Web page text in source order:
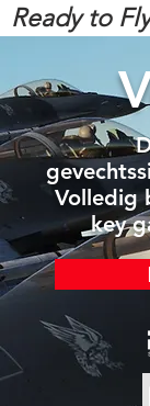
Ready to
Volledig
key